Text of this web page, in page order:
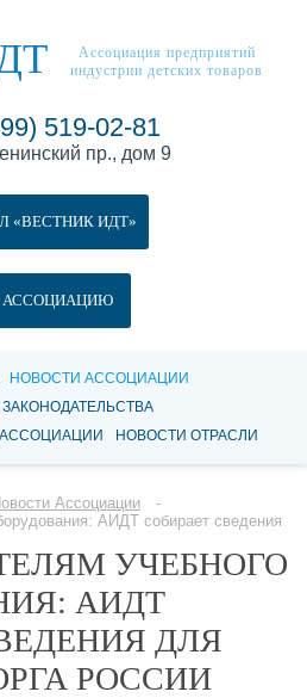
Ассоциация предприятий
индустрии детских товаров
519-02-81
пр., дом 9
АССОЦИАЦИЮ
«ВЕСТНИК ИДТ»
НОВОСТИ АССОЦИАЦИИ
НОВОСТИ ОТРАСЛИ
Ассоциации
АИДТ собирает сведения
УЧЕБНОГО
АИДТ
ДЛЯ
РОССИИ